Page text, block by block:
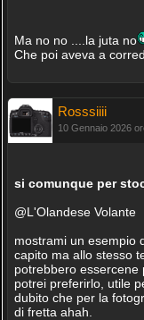
Ma no no ....la juta no
Che poi aveva a
Rosssiiii
10 Gennaio 2026
si comunque per
@L'Olandese Volante
mostrami un esempio
capito ma allo stesso
potrebbero essercene
potrei preferirlo, utile
dubito che per la
di fretta ahah.